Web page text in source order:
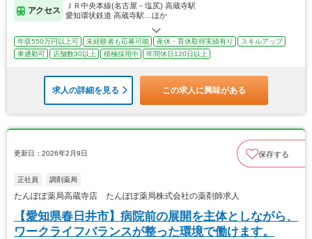
アクセス
ＪＲ中央本線(名古屋－塩尻) 高蔵寺駅
愛知環状鉄道 高蔵寺駅…ほか
年収550万円以上可 未経験者も応募可能 産休・育休取得実績有り
スキルアップ
車通勤可
店舗数30以上 積極採用中 年間休日120日以上
求人の詳細を見る この求人に興味がある
更新日：2026年2月9日 保存する
正社員 調剤薬局
たんぽぽ薬局高蔵寺店 たんぽぽ薬局株式会社の薬剤師求人
【愛知県春日井市】病院前の展開を主体としながら、
ワークライフバランスが整った環境で働けます。